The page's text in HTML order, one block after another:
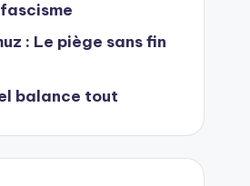
: Le piège sans fin
balance tout